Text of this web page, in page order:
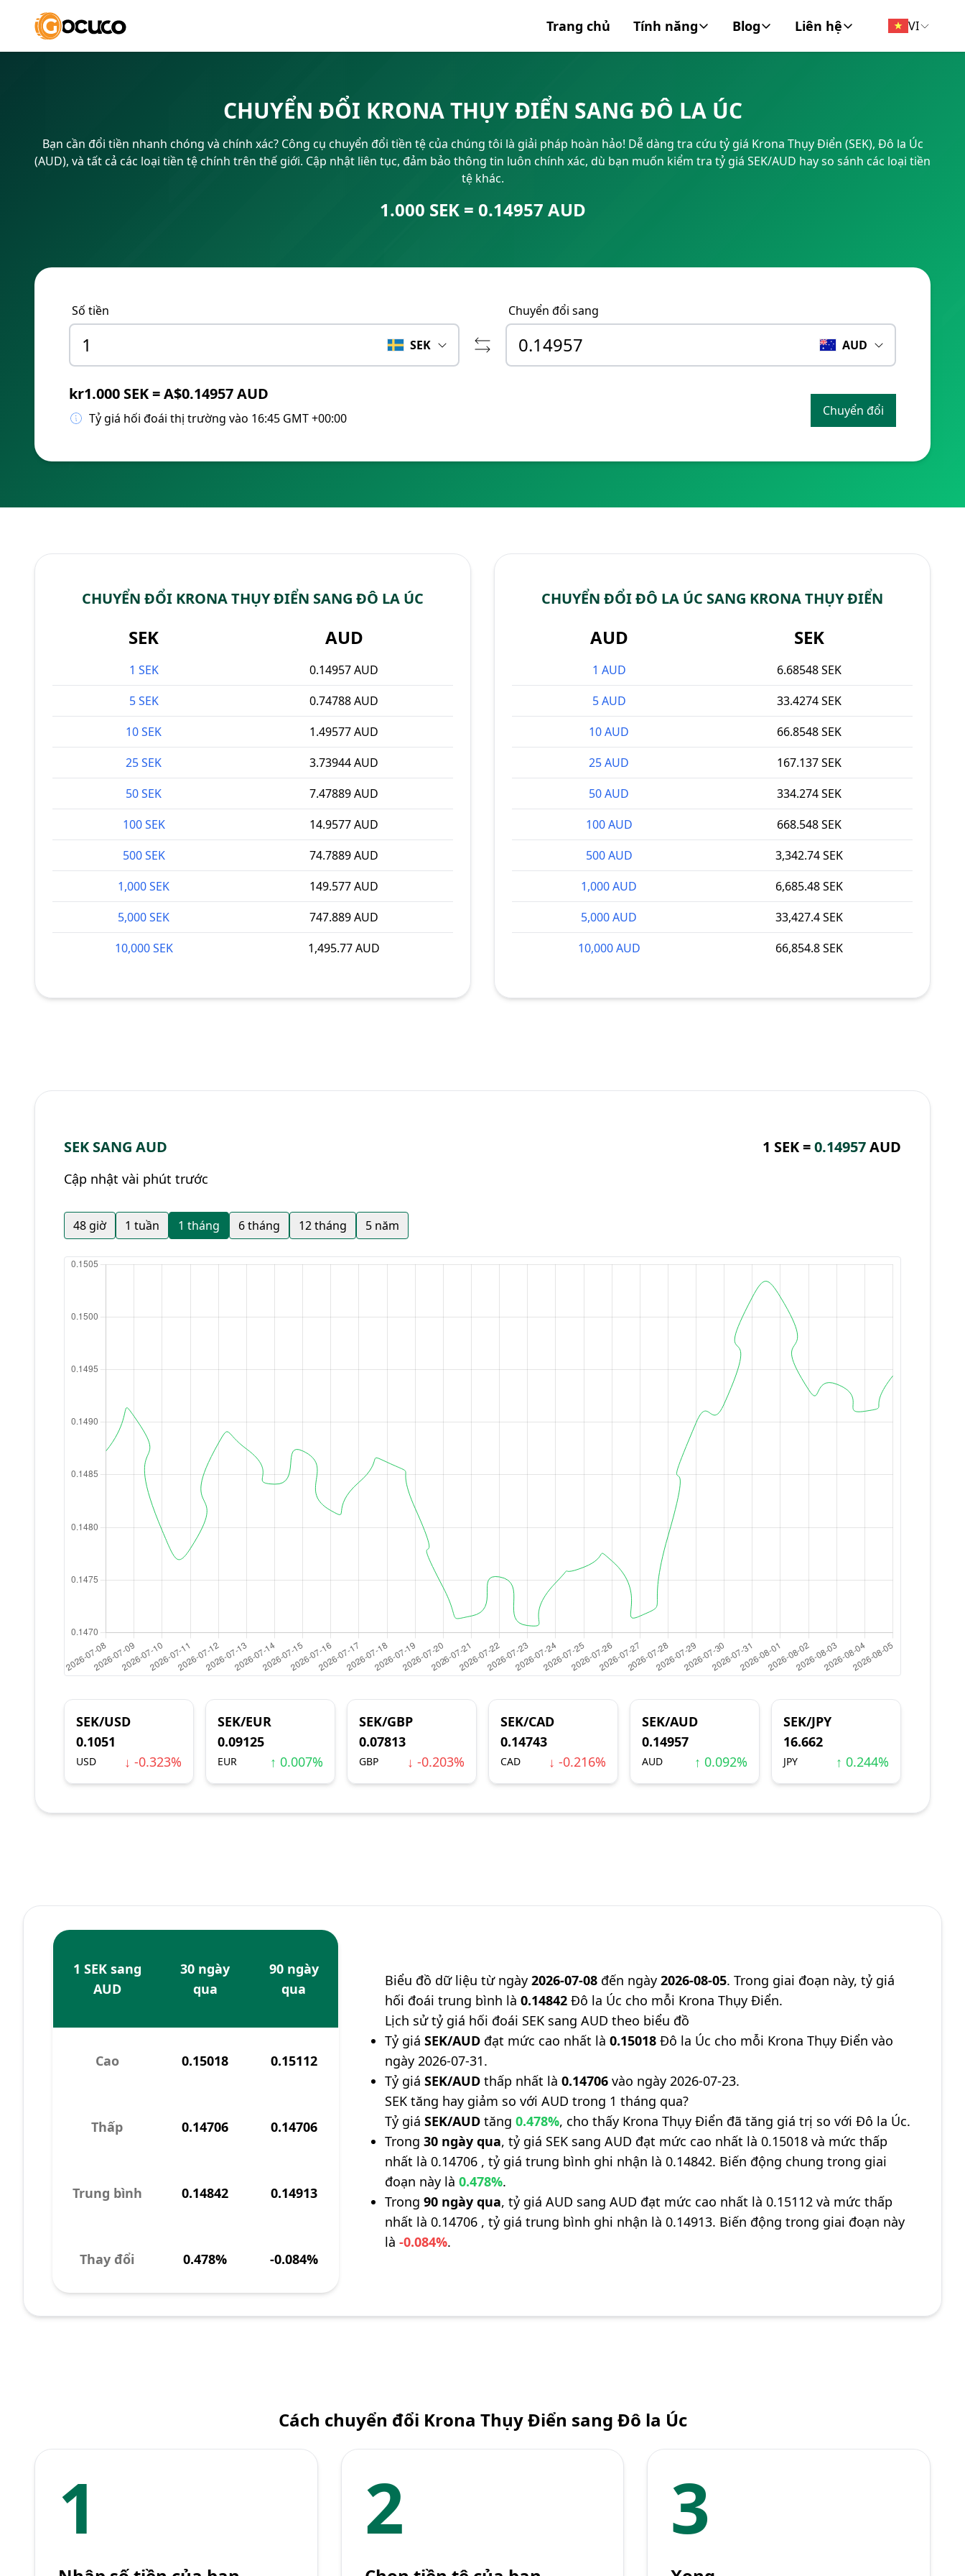
Trang chủ Tính năng
Mã SWIFT/BIC
IBAN
Blog
Tài chính cá nhân
Doanh Nghiệp
Liên hệ VI
CHUYỂN ĐỔI KRONA THỤY ĐIỂN SANG ĐÔ LA ÚC
Bạn cần đổi tiền nhanh chóng và chính xác? Công cụ chuyển đổi tiền tệ của chúng tôi là giải pháp hoàn hảo! Dễ dàng tra cứu tỷ giá Krona Thụy Điển (SEK), Đô la Úc
(AUD), và tất cả các loại tiền tệ chính trên thế giới. Cập nhật liên tục, đảm bảo thông tin luôn chính xác, dù bạn muốn kiểm tra tỷ giá SEK/AUD hay so sánh các loại tiền
tệ khác.
1.000 SEK = 0.14957 AUD
Số tiền
SEK
Chuyển đổi sang
AUD
kr1.000 SEK = A$0.14957 AUD
Tỷ giá hối đoái thị trường vào 16:45 GMT +00:00 Chuyển đổi
CHUYỂN ĐỔI KRONA THỤY ĐIỂN SANG ĐÔ LA ÚC
SEK AUD
1 SEK
0.14957 AUD
5 SEK
0.74788 AUD
10 SEK
1.49577 AUD
25 SEK
3.73944 AUD
50 SEK
7.47889 AUD
100 SEK
14.9577 AUD
500 SEK
74.7889 AUD
1,000 SEK
149.577 AUD
5,000 SEK
747.889 AUD
10,000 SEK
1,495.77 AUD
CHUYỂN ĐỔI ĐÔ LA ÚC SANG KRONA THỤY ĐIỂN
AUD SEK
1 AUD
6.68548 SEK
5 AUD
33.4274 SEK
10 AUD
66.8548 SEK
25 AUD
167.137 SEK
50 AUD
334.274 SEK
100 AUD
668.548 SEK
500 AUD
3,342.74 SEK
1,000 AUD
6,685.48 SEK
5,000 AUD
33,427.4 SEK
10,000 AUD
66,854.8 SEK
SEK SANG AUD 1 SEK =0.14957AUD
Cập nhật vài phút trước
48 giờ 1 tuần 1 tháng 6 tháng 12 tháng 5 năm
SEK/USD
0.1051
USD ↓ -0.323%
SEK/EUR
0.09125
EUR ↑ 0.007%
SEK/GBP
0.07813
GBP ↓ -0.203%
SEK/CAD
0.14743
CAD ↓ -0.216%
SEK/AUD
0.14957
AUD ↑ 0.092%
SEK/JPY
16.662
JPY ↑ 0.244%
1 SEK sang
AUD
30 ngày
qua
90 ngày
qua
Cao 0.15018 0.15112
Thấp 0.14706 0.14706
Trung bình 0.14842 0.14913
Thay đổi 0.478% -0.084%
Biểu đồ dữ liệu từ ngày2026-07-08 đến ngày2026-08-05. Trong giai đoạn này, tỷ giá
hối đoái trung bình là0.14842 Đô la Úc cho mỗi Krona Thụy Điển.
Lịch sử tỷ giá hối đoái SEK sang AUD theo biểu đồ
Tỷ giáSEK/AUD đạt mức cao nhất là0.15018 Đô la Úc cho mỗi Krona Thụy Điển vào
ngày 2026-07-31.
Tỷ giáSEK/AUD thấp nhất là0.14706 vào ngày 2026-07-23.
SEK tăng hay giảm so với AUD trong 1 tháng qua?
Tỷ giáSEK/AUD tăng0.478%, cho thấy Krona Thụy Điển đã tăng giá trị so với Đô la Úc.
Trong30 ngày qua, tỷ giá SEK sang AUD đạt mức cao nhất là 0.15018 và mức thấp
nhất là 0.14706 , tỷ giá trung bình ghi nhận là 0.14842. Biến động chung trong giai
đoạn này là0.478%.
Trong90 ngày qua, tỷ giá AUD sang AUD đạt mức cao nhất là 0.15112 và mức thấp
nhất là 0.14706 , tỷ giá trung bình ghi nhận là 0.14913. Biến động trong giai đoạn này
là-0.084%.
Cách chuyển đổi Krona Thụy Điển sang Đô la Úc
1 2 3